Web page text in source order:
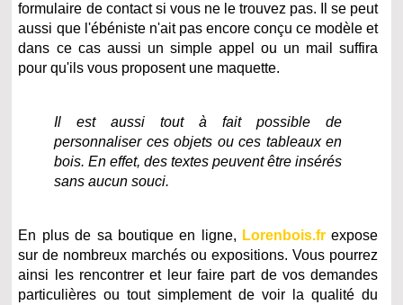
formulaire de contact si vous ne le trouvez pas. Il se peut
aussi que l'ébéniste n'ait pas encore conçu ce modèle et
dans ce cas aussi un simple appel ou un mail suffira
pour qu'ils vous proposent une maquette.
Il est aussi tout à fait possible de
personnaliser ces objets ou ces tableaux en
bois. En effet, des textes peuvent être insérés
sans aucun souci.
En plus de sa boutique en ligne, Lorenbois.fr expose
sur de nombreux marchés ou expositions. Vous pourrez
ainsi les rencontrer et leur faire part de vos demandes
particulières ou tout simplement de voir la qualité du